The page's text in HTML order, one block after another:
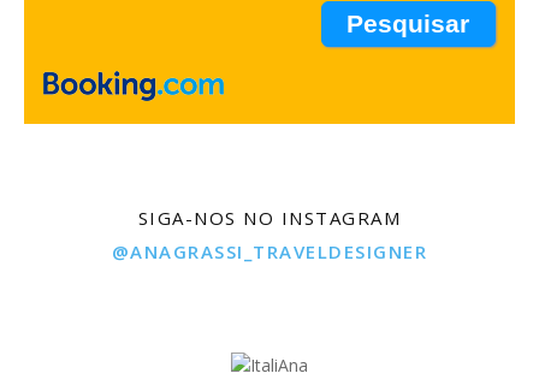
SIGA-NOS NO INSTAGRAM
@ANAGRASSI_TRAVELDESIGNER